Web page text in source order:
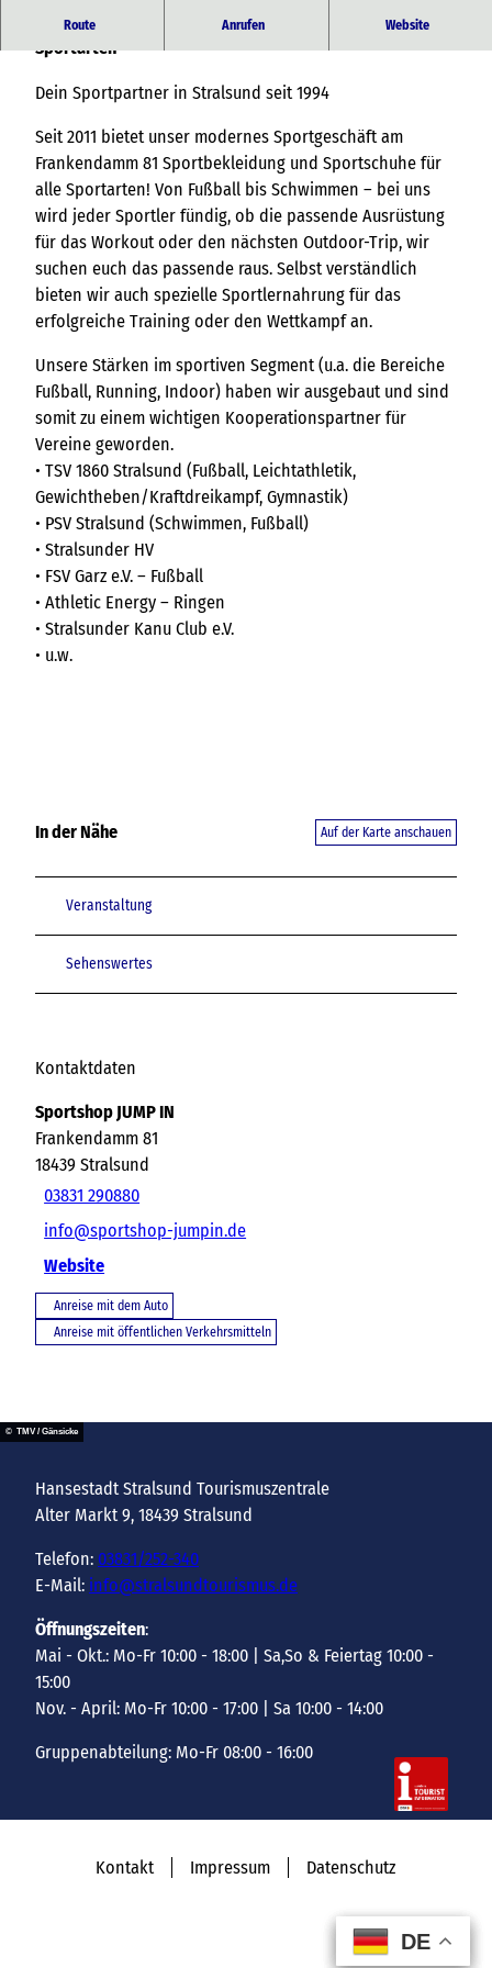
Route Anrufen Website
Hochwertige Sportbekleidung und -schuhe für alle
Sportarten
Dein Sportpartner in Stralsund seit 1994
Seit 2011 bietet unser modernes Sportgeschäft am
Frankendamm 81 Sportbekleidung und Sportschuhe für
alle Sportarten! Von Fußball bis Schwimmen – bei uns
wird jeder Sportler fündig, ob die passende Ausrüstung
für das Workout oder den nächsten Outdoor-Trip, wir
suchen euch das passende raus. Selbst verständlich
bieten wir auch spezielle Sportlernahrung für das
erfolgreiche Training oder den Wettkampf an.
Unsere Stärken im sportiven Segment (u.a. die Bereiche
Fußball, Running, Indoor) haben wir ausgebaut und sind
somit zu einem wichtigen Kooperationspartner für
Vereine geworden.
• TSV 1860 Stralsund (Fußball, Leichtathletik,
Gewichtheben/Kraftdreikampf, Gymnastik)
• PSV Stralsund (Schwimmen, Fußball)
• Stralsunder HV
• FSV Garz e.V. – Fußball
• Athletic Energy – Ringen
• Stralsunder Kanu Club e.V.
• u.w.
In der Nähe Auf der Karte anschauen
Veranstaltung
Sehenswertes
Kontaktdaten
Sportshop JUMP IN
Frankendamm 81
18439 Stralsund
03831 290880
info@sportshop-jumpin.de
Website
Anreise mit dem Auto
Anreise mit öffentlichen Verkehrsmitteln
© TMV / Gänsicke
Hansestadt Stralsund Tourismuszentrale
Alter Markt 9, 18439 Stralsund
Telefon: 03831/252-340
E-Mail: info@stralsundtourismus.de
Öffnungszeiten:
Mai - Okt.: Mo-Fr 10:00 - 18:00 | Sa,So & Feiertag 10:00 -
15:00
Nov. - April: Mo-Fr 10:00 - 17:00 | Sa 10:00 - 14:00
Gruppenabteilung: Mo-Fr 08:00 - 16:00
DE
DE
Kontakt Impressum Datenschutz
DE
DE